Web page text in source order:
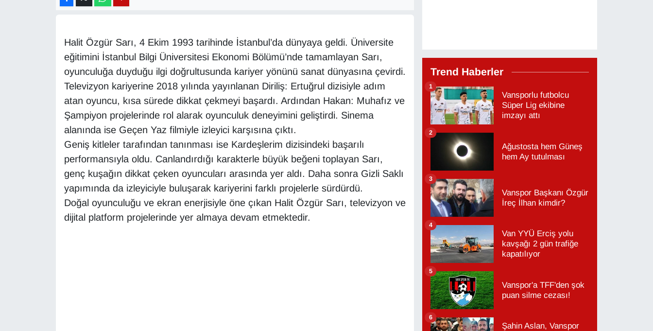
Halit Özgür Sarı, 4 Ekim 1993 tarihinde İstanbul’da dünyaya geldi. Üniversite
eğitimini İstanbul Bilgi Üniversitesi Ekonomi Bölümü’nde tamamlayan Sarı,
oyunculuğa duyduğu ilgi doğrultusunda kariyer yönünü sanat dünyasına çevirdi.
Televizyon kariyerine 2018 yılında yayınlanan Diriliş: Ertuğrul dizisiyle adım
atan oyuncu, kısa sürede dikkat çekmeyi başardı. Ardından Hakan: Muhafız ve
Şampiyon projelerinde rol alarak oyunculuk deneyimini geliştirdi. Sinema
alanında ise Geçen Yaz filmiyle izleyici karşısına çıktı.
Geniş kitleler tarafından tanınması ise Kardeşlerim dizisindeki başarılı
performansıyla oldu. Canlandırdığı karakterle büyük beğeni toplayan Sarı,
genç kuşağın dikkat çeken oyuncuları arasında yer aldı. Daha sonra Gizli Saklı
yapımında da izleyiciyle buluşarak kariyerini farklı projelerle sürdürdü.
Doğal oyunculuğu ve ekran enerjisiyle öne çıkan Halit Özgür Sarı, televizyon ve
dijital platform projelerinde yer almaya devam etmektedir.
Trend Haberler
Vansporlu futbolcu
Süper Lig ekibine
imzayı attı
1
Ağustosta hem Güneş
hem Ay tutulması
2
Vanspor Başkanı Özgür
İreç İlhan kimdir?
3
Van YYÜ Erciş yolu
kavşağı 2 gün trafiğe
kapatılıyor
4
Vanspor'a TFF'den şok
puan silme cezası!
5
Şahin Aslan, Vanspor
6
EKONOMİ
En çok konuşulanlar